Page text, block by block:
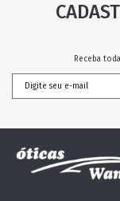
Receba